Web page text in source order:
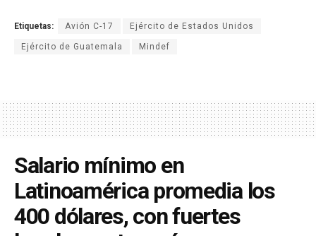
Etiquetas: Avión C-17 Ejército de Estados Unidos
Ejército de Guatemala Mindef
Salario mínimo en
Latinoamérica promedia los
400 dólares, con fuertes